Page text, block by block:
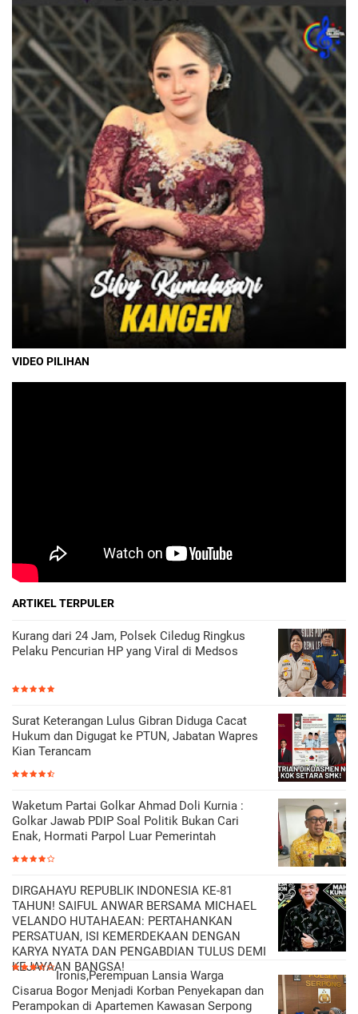
VIDEO PILIHAN
ARTIKEL TERPULER
Kurang dari 24 Jam, Polsek Ciledug Ringkus
Pelaku Pencurian HP yang Viral di Medsos
Surat Keterangan Lulus Gibran Diduga Cacat
Hukum dan Digugat ke PTUN, Jabatan Wapres
Kian Terancam
Waketum Partai Golkar Ahmad Doli Kurnia :
Golkar Jawab PDIP Soal Politik Bukan Cari
Enak, Hormati Parpol Luar Pemerintah
DIRGAHAYU REPUBLIK INDONESIA KE-81
TAHUN! SAIFUL ANWAR BERSAMA MICHAEL
VELANDO HUTAHAEAN: PERTAHANKAN
PERSATUAN, ISI KEMERDEKAAN DENGAN
KARYA NYATA DAN PENGABDIAN TULUS DEMI
KEJAYAAN BANGSA!
Ironis,Perempuan Lansia Warga
Cisarua Bogor Menjadi Korban Penyekapan dan
Perampokan di Apartemen Kawasan Serpong